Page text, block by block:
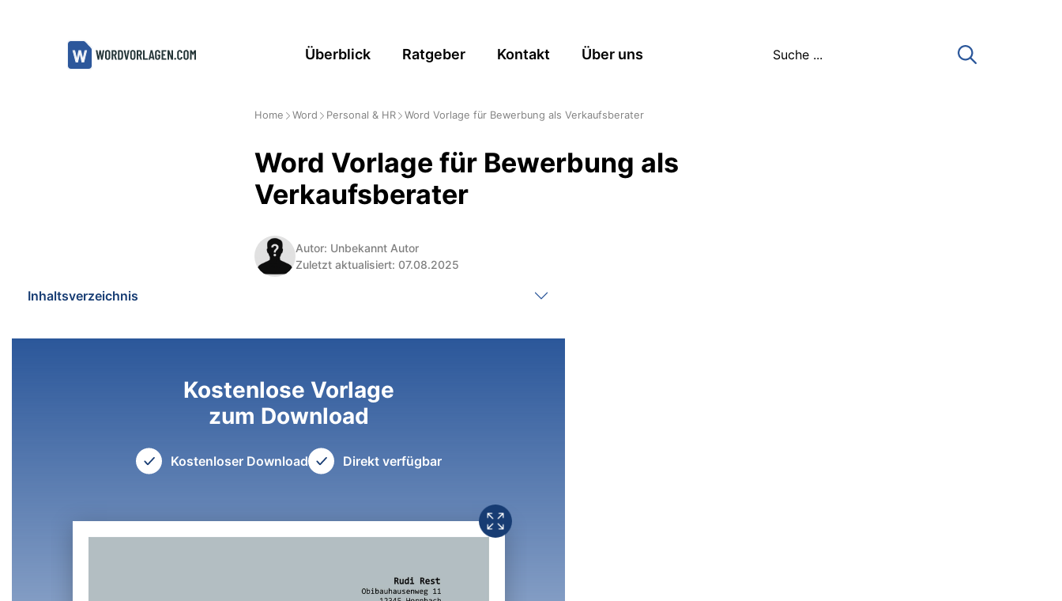
Überblick Ratgeber Kontakt Über uns
Home Word Personal & HR Word Vorlage für Bewerbung als Verkaufsberater
Word Vorlage für Bewerbung als
Verkaufsberater
Autor: Unbekannt Autor
Zuletzt aktualisiert: 07.08.2025
Inhaltsverzeichnis
Kostenlose Vorlage
zum Download
Kostenloser Download Direkt verfügbar